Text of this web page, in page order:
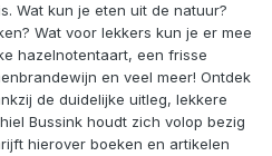
Wat kun je eten uit de natuur?
Wat voor lekkers kun je er mee
hazelnotentaart, een frisse
en veel meer! Ontdek
de duidelijke uitleg, lekkere
Bussink houdt zich volop bezig
hierover boeken en artikelen